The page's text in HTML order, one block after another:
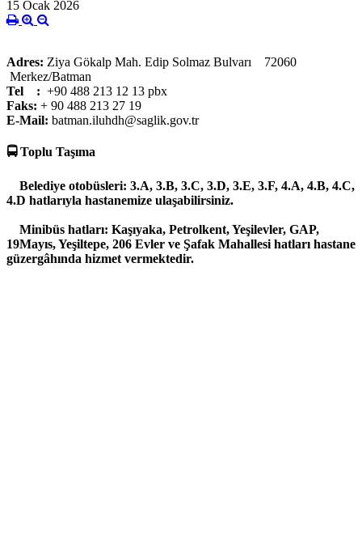
15 Ocak 2026
Adres: Ziya Gökalp Mah. Edip Solmaz Bulvarı 72060
Merkez/Batman
Tel : +90 488 213 12 13 pbx
Faks: + 90 488 213 27 19
E-Mail: batman.iluhdh@saglik.gov.tr
🚍 Toplu Taşıma
Belediye otobüsleri: 3.A, 3.B, 3.C, 3.D, 3.E, 3.F, 4.A, 4.B, 4.C,
4.D hatlarıyla hastanemize ulaşabilirsiniz.
Minibüs hatları: Kaşıyaka, Petrolkent, Yeşilevler, GAP,
19Mayıs, Yeşiltepe, 206 Evler ve Şafak Mahallesi hatları hastane
güzergâhında hizmet vermektedir.